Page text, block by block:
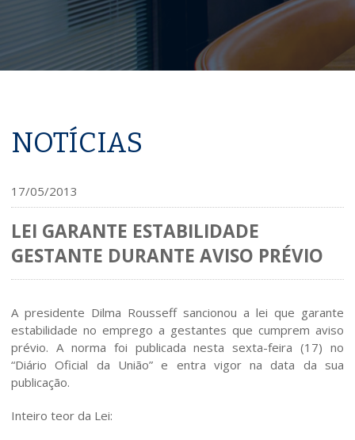
NOTÍCIAS
17/05/2013
LEI GARANTE ESTABILIDADE
GESTANTE DURANTE AVISO PRÉVIO
A presidente Dilma Rousseff sancionou a lei que garante
estabilidade no emprego a gestantes que cumprem aviso
prévio. A norma foi publicada nesta sexta-feira (17) no
“Diário Oficial da União” e entra vigor na data da sua
publicação.
Inteiro teor da Lei: